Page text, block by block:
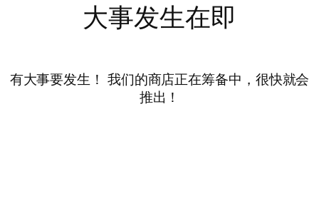
大事发生在即
有大事要发生！ 我们的商店正在筹备中，很快就会
推出！